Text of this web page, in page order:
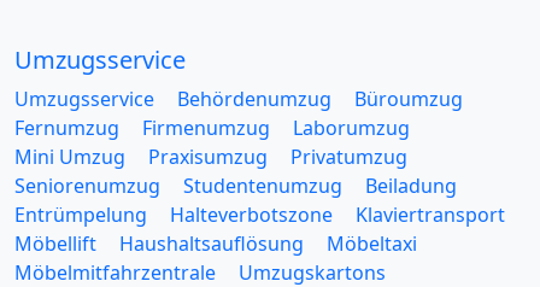
Umzugsservice
Umzugsservice Behördenumzug
Büroumzug
Fernumzug
Firmenumzug
Laborumzug
Mini Umzug
Praxisumzug
Privatumzug
Seniorenumzug
Studentenumzug
Beiladung
Entrümpelung
Halteverbotszone
Klaviertransport
Möbellift
Haushaltsauflösung
Möbeltaxi
Möbelmitfahrzentrale
Umzugskartons